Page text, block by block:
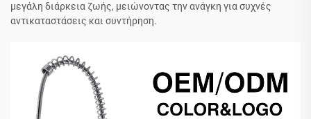
μεγάλη διάρκεια ζωής, μειώνοντας την ανάγκη για συχνές
αντικαταστάσεις και συντήρηση.